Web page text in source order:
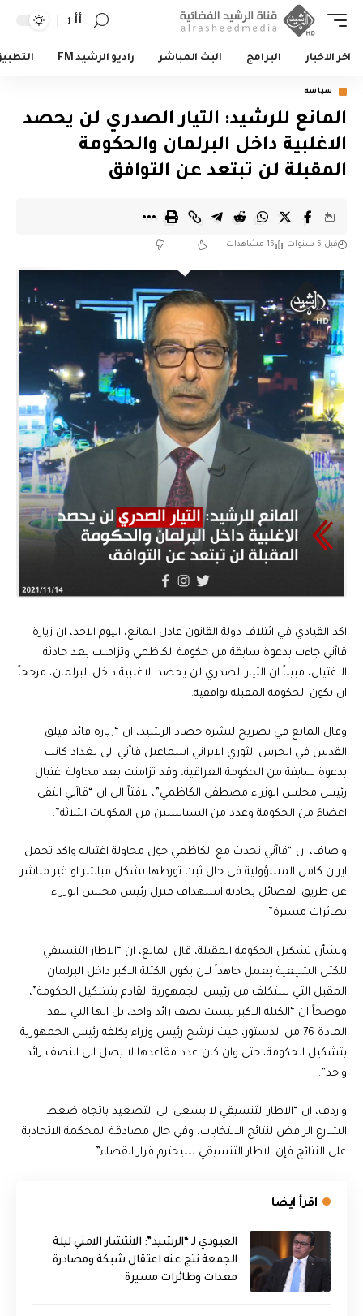
أأ
اخر الاخبار البرامج البث المباشر راديو الرشيد FM
سياسة
المانع للرشيد: التيار الصدري لن يحصد
الاغلبية داخل البرلمان والحكومة
المقبلة لن تبتعد عن التوافق
قبل 5 سنوات 15 مشاهدات
اكد القيادي في ائتلاف دولة القانون عادل المانع، اليوم الاحد، ان زيارة
قاآني جاءت بدعوة سابقة من حكومة الكاظمي وتزامنت بعد حادثة
الاغتيال، مبيناً ان التيار الصدري لن يحصد الاغلبية داخل البرلمان، مرجحاً
ان تكون الحكومة المقبلة توافقية.
وقال المانع في تصريح لنشرة حصاد الرشيد، ان “زيارة قائد فيلق
القدس في الحرس الثوري الايراني اسماعيل قاآني الى بغداد كانت
بدعوة سابقة من الحكومة العراقية، وقد تزامنت بعد محاولة اغتيال
رئيس مجلس الوزراء مصطفى الكاظمي”، لافتاً الى ان “قاآني التقى
اعضاءً من الحكومة وعدد من السياسيين من المكونات الثلاثة”.
واضاف، ان “قاآني تحدث مع الكاظمي حول محاولة اغتياله واكد تحمل
ايران كامل المسؤولية في حال ثبت تورطها بشكل مباشر او غير مباشر
عن طريق الفصائل بحادثة استهداف منزل رئيس مجلس الوزراء
بطائرات مسيرة”.
وبشأن تشكيل الحكومة المقبلة، قال المانع، ان “الاطار التنسيقي
للكتل الشيعية يعمل جاهداً لان يكون الكتلة الاكبر داخل البرلمان
المقبل التي ستكلف من رئيس الجمهورية القادم بتشكيل الحكومة”،
موضحاً ان “الكتلة الاكبر ليست نصف زائد واحد، بل انها التي تنفذ
المادة 76 من الدستور، حيث ترشح رئيس وزراء يكلفه رئيس الجمهورية
بتشكيل الحكومة، حتى وان كان عدد مقاعدها لا يصل الى النصف زائد
واحد”.
واردف، ان “الاطار التنسيقي لا يسعى الى التصعيد باتجاه ضغط
الشارع الرافض لنتائج الانتخابات، وفي حال مصادقة المحكمة الاتحادية
على النتائج فإن الاطار التنسيقي سيحترم قرار القضاء”.
اقرأ ايضا
العبودي لـ “الرشيد”: الانتشار الامني ليلة
الجمعة نتج عنه اعتقال شبكة ومصادرة
معدات وطائرات مسيرة